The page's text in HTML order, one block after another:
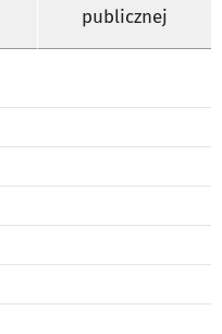
publicznej